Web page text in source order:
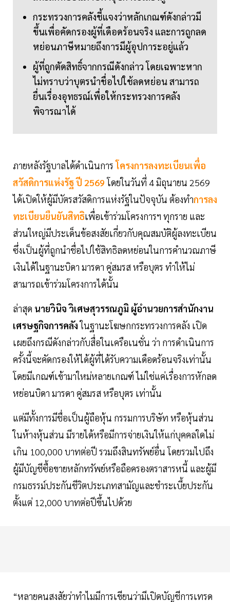
กระทรวงการคลังชี้แจงว่าหลักเกณฑ์ดังกล่าวมี
ขึ้นเพื่อคัดกรองผู้ที่เดือดร้อนจริง และการถูกลด
หย่อนภาษีหมายถึงการมีผู้อุปการะอยู่แล้ว
ผู้ที่ถูกตัดสิทธิ์จากกรณีดังกล่าว โดยเฉพาะหาก
ไม่ทราบว่าบุตรนำชื่อไปใช้ลดหย่อน สามารถ
ยื่นเรื่องอุทธรณ์เพื่อให้กระทรวงการคลัง
พิจารณาได้
ภายหลังรัฐบาลได้ดำเนินการโครงการลงทะเบียนเพื่อ
สวัสดิการแห่งรัฐ ปี 2569โดยในวันที่ 4 มิถุนายน 2569
ได้เปิดให้ผู้มีบัตรสวัสดิการแห่งรัฐในปัจจุบัน ต้องทำการลง
ทะเบียนยืนยันสิทธิเพื่อเข้าร่วมโครงการฯ ทุกราย และ
ส่วนใหญ่มีประเด็นข้อสงสัยเกี่ยวกับคุณสมบัติผู้ลงทะเบียน
ซึ่งเป็นผู้ที่ถูกนำชื่อไปใช้สิทธิลดหย่อนในการคำนวณภาษี
เงินได้ในฐานะบิดา มารดา คู่สมรส หรือบุตร ทำให้ไม่
สามารถเข้าร่วมโครงการได้นั้น
ล่าสุด นายวินิจ วิเศษสุวรรณภูมิ ผู้อำนวยการสำนักงาน
เศรษฐกิจการคลังในฐานะโฆษกกระทรวงการคลัง เปิด
เผยถึงกรณีดังกล่าวกับสื่อในเครือเนชั่น ว่า การดำเนินการ
ครั้งนี้จะคัดกรองให้ได้ผู้ที่ได้รับความเดือดร้อนจริงเท่านั้น
โดยมีเกณฑ์เข้ามาใหม่หลายเกณฑ์ ไม่ใช่แค่เรื่องการหักลด
หย่อนบิดา มารดา คู่สมรส หรือบุตร เท่านั้น
แต่มีทั้งการมีชื่อเป็นผู้ถือหุ้น กรรมการบริษัท หรือหุ้นส่วน
ในห้างหุ้นส่วน มีรายได้หรือมีการจ่ายเงินให้แก่บุคคลใดไม่
เกิน 100,000 บาทต่อปี รวมถึงสินทรัพย์อื่น โดยรวมไปถึง
ผู้มีบัญชีซื้อขายหลักทรัพย์หรือถือครองตราสารหนี้ และผู้มี
กรมธรรม์ประกันชีวิตประเภทสามัญและชำระเบี้ยประกัน
ตั้งแต่ 12,000 บาทต่อปีขึ้นไปด้วย
“หลายคนสงสัยว่าทำไมมีการเขียนว่ามีเปิดบัญชีการเทรด